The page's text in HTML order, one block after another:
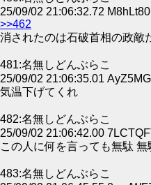
25/09/02 21:06:32.72
>>462
消されたのは石破首相の政敵
481:名無しどんぶらこ
25/09/02 21:06:35.01
気温下げてくれ
482:名無しどんぶらこ
25/09/02 21:06:42.00
この人に何を言っても無駄 無
483:名無しどんぶらこ